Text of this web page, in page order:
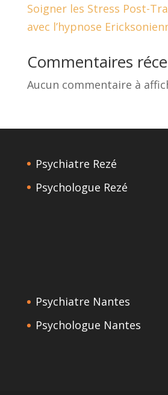
Soigner les Stress Post-
avec l’hypnose
Commentaires
Aucun commentaire à
Psychiatre Rezé
Psychologue Rezé
Psychiatre Nantes
Psychologue Nantes